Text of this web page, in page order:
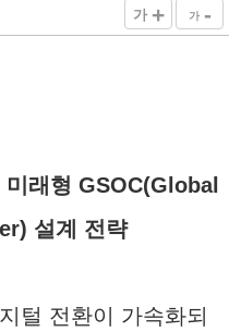
가 + 가 -
래형 GSOC(Global
설계 전략
털 전환이 가속화되